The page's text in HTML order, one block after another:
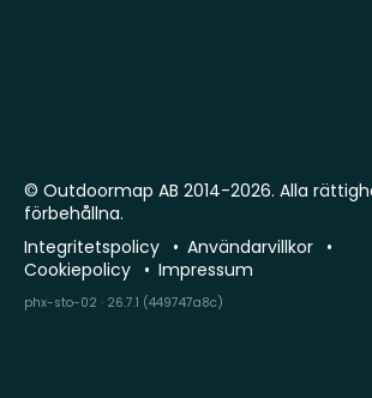
© Outdoormap AB 2014-2026. Alla
förbehållna.
Integritetspolicy
Användarvillkor
Cookiepolicy
Impressum
phx-sto-02 · 26.7.1 (449747a8c)